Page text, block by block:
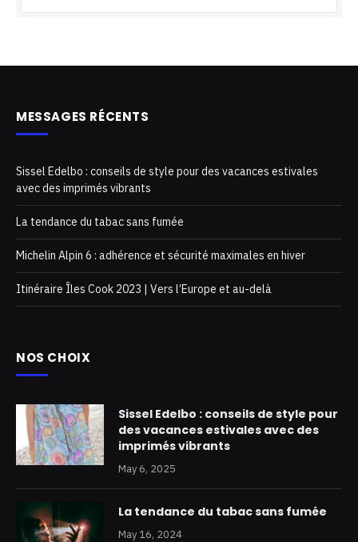
MESSAGES RÉCENTS
Sissel Edelbo : conseils de style pour des vacances estivales
avec des imprimés vibrants
La tendance du tabac sans fumée
Michelin Alpin 6 : adhérence et sécurité maximales en hiver
Itinéraire Îles Cook 2023 | Vers l’Europe et au-delà
NOS CHOIX
Sissel Edelbo : conseils de style pour
des vacances estivales avec des
imprimés vibrants
May 6, 2025
La tendance du tabac sans fumée
May 16, 2024